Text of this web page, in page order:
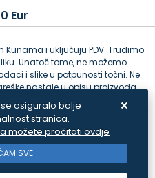
Eur
Kunama i uključuju PDV. Trudimo
Unatoč tome, ne možemo
i slike u potpunosti točni. Ne
nastale u opisu proizvoda,
te promjene cijena.
osiguralo bolje
stranica.
možete pročitati ovdje
SVE